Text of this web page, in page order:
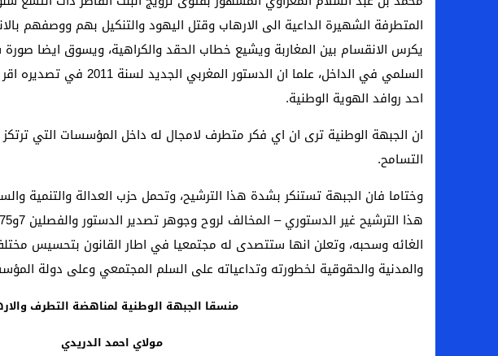
المتطرفة الشهيرة الداعية الى الارهاب وقتل اليهود والتنكيل بهم ووصفهم
يكرس الانقسام بين المغاربة ويشيع خطاب الحقد والكراهية، ويسوق ايضا
السلمي في الداخل، علما ان
احد روافد الهوية الوطنية.
ان الجبهة الوطنية ترى ان اي فكر متطرف لامجال له داخل المؤسسات التي
التسامح.
وختاما فان الجبهة تستنكر بشدة هذا الترشيح، وتحمل حزب العدالة والتنمية
الغائه وسحبه، وتعلن انها ستتصدى له مجتمعيا في اطار القانون بتحسيس
والمدنية والحقوقية لخطورته وتداعياته على السلم المجتمعي وعلى دولة
منسقا الجبهة الوطنية لمناهضة التطرف
مولاي احمد الدريدي